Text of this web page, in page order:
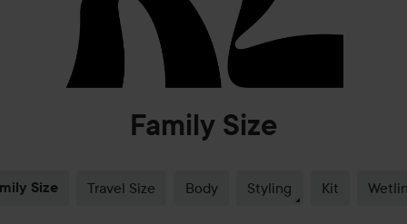
Family Size
Size Travel Size Body Styling Kit